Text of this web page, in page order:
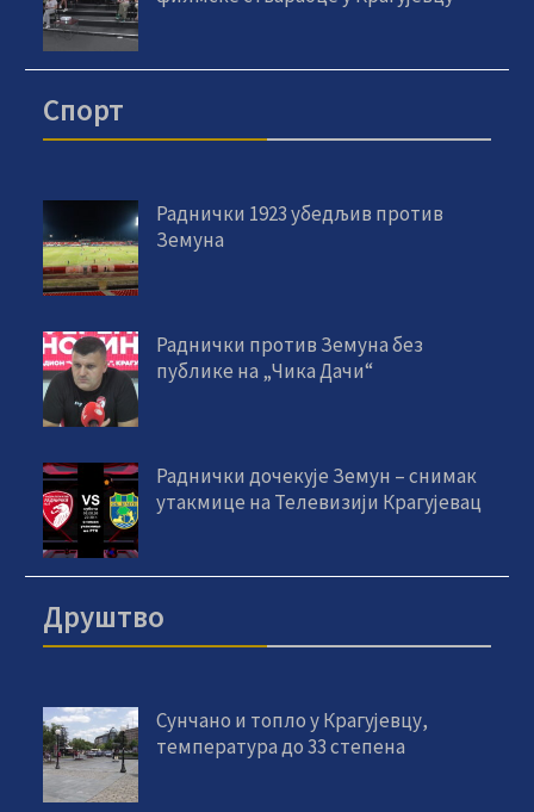
Спорт
Раднички 1923 убедљив против
Земуна
Раднички против Земуна без
публике на „Чика Дачи“
Раднички дочекује Земун – снимак
утакмице на Телевизији Крагујевац
Друштво
Сунчано и топло у Крагујевцу,
температура до 33 степена